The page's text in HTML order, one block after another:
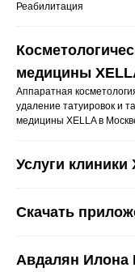
Реабилитация
медицины
Аппаратная
удаление татуировок и
медицины XELLA в
Услуги клиники
Скачать
Авдалян Илона